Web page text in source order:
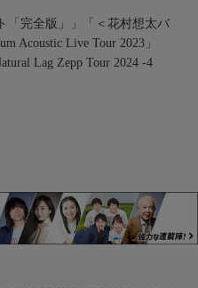
「完全版」」
「＜花村想太バ
Acoustic Live Tour 2023」
Lag Zepp Tour 2024 -4